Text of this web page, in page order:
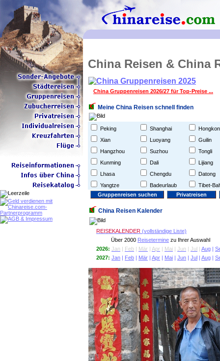
China Reisen & China
China Gruppenreisen 2026/27 für Top-Preise ...
Meine China Reisen schnell finden
Peking Shanghai
Xian
Luoyang
Guilin
Hangzhou
Suzhou
Tongli
Kunming
Dali
Lijiang
Lhasa
Chengdu
Datong
Yangtze
Badeurlaub Tibet-
China Reisen Kalender
REISEKALENDER (vollständige Liste)
Über 2000 Reisetermine zu Ihrer Auswahl
2026: Jan Feb Mär Apr Mai Jun Jul Aug
2027: Jan Feb Mär Apr Mai Jun Jul Aug